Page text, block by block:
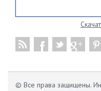
© Все права защищены.